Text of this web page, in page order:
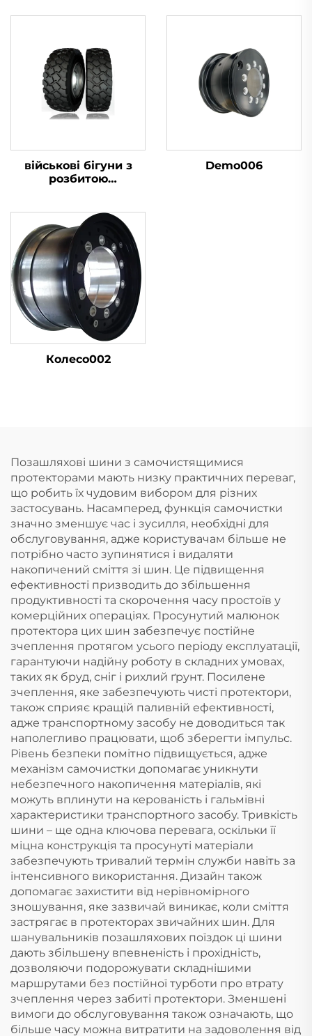
військові бігуни з
розбитою
Demo006
Колесо002
Позашляхові шини з самочистящимися
протекторами мають низку практичних переваг,
що робить їх чудовим вибором для різних
застосувань. Насамперед, функція самочистки
значно зменшує час і зусилля, необхідні для
обслуговування, адже користувачам більше не
потрібно часто зупинятися і видаляти
накопичений сміття зі шин. Це підвищення
ефективності призводить до збільшення
продуктивності та скорочення часу простоїв у
комерційних операціях. Просунутий малюнок
протектора цих шин забезпечує постійне
зчеплення протягом усього періоду експлуатації,
гарантуючи надійну роботу в складних умовах,
таких як бруд, сніг і рихлий ґрунт. Посилене
зчеплення, яке забезпечують чисті протектори,
також сприяє кращій паливній ефективності,
адже транспортному засобу не доводиться так
наполегливо працювати, щоб зберегти імпульс.
Рівень безпеки помітно підвищується, адже
механізм самочистки допомагає уникнути
небезпечного накопичення матеріалів, які
можуть вплинути на керованість і гальмівні
характеристики транспортного засобу. Тривкість
шини – ще одна ключова перевага, оскільки її
міцна конструкція та просунуті матеріали
забезпечують тривалий термін служби навіть за
інтенсивного використання. Дизайн також
допомагає захистити від нерівномірного
зношування, яке зазвичай виникає, коли сміття
застрягає в протекторах звичайних шин. Для
шанувальників позашляхових поїздок ці шини
дають збільшену впевненість і прохідність,
дозволяючи подорожувати складнішими
маршрутами без постійної турботи про втрату
зчеплення через забиті протектори. Зменшені
вимоги до обслуговування також означають, що
більше часу можна витратити на задоволення від